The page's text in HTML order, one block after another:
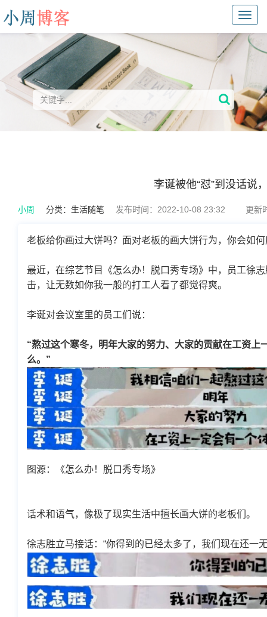
李诞被他“怼”到没话说
小周 分类： 生活随笔 发布时间：2022-10-08 23:32 更新
老板给你画过大饼吗？面对老板的画大饼行为，你会如
最近，在综艺节目《怎么办！脱口秀专场》中，员工徐
击，让无数如你我一般的打工人看了都觉得爽。
李诞对会议室里的员工们说：
“熬过这个寒冬，明年大家的努力、大家的贡献在工资
么。”
图源：《怎么办！脱口秀专场》
话术和语气，像极了现实生活中擅长画大饼的老板们。
徐志胜立马接话：“你得到的已经太多了，我们现在还一